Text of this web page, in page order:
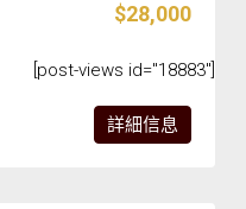
$28,000
詳細信息
[post-views id="18883"]